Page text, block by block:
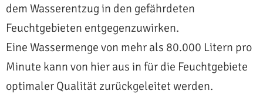
dem Wasserentzug in den gefährdeten
Feuchtgebieten entgegenzuwirken.
Eine Wassermenge von mehr als 80.000 Litern pro
Minute kann von hier aus in für die Feuchtgebiete
optimaler Qualität zurückgeleitet werden.